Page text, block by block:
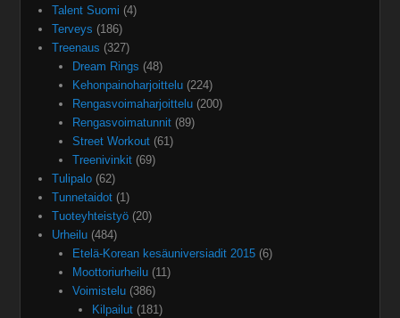
Talent Suomi (4)
Terveys (186)
Treenaus (327)
Dream Rings (48)
Kehonpainoharjoittelu(224)
Rengasvoimaharjoittelu(200)
Rengasvoimatunnit(89)
Street Workout(61)
Treenivinkit(69)
Tulipalo (62)
Tunnetaidot (1)
Tuoteyhteistyö (20)
Urheilu (484)
Etelä-Korean kesäuniversiadit 2015(6)
Moottoriurheilu(11)
Voimistelu(386)
Kilpailut (181)